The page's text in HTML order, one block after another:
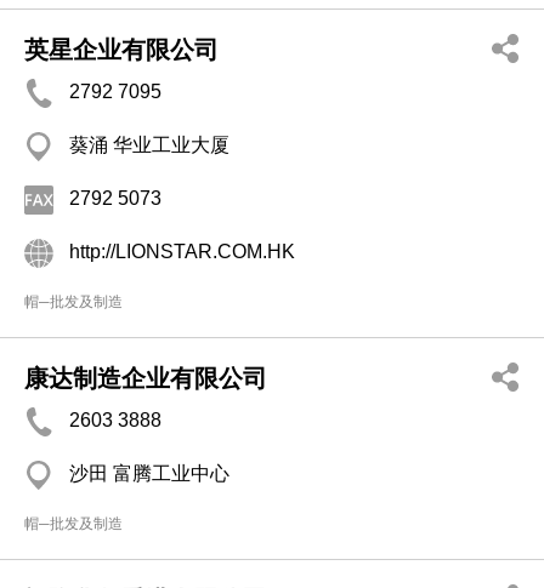
英星企业有限公司
2792 7095
葵涌 华业工业大厦
2792 5073
http://LIONSTAR.COM.HK
帽─批发及制造
康达制造企业有限公司
2603 3888
沙田 富腾工业中心
帽─批发及制造